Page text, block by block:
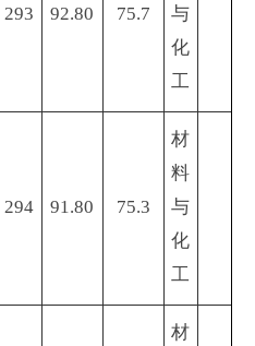
293 92.80 75.7
与
化
工
294 91.80 75.3
材
料
与
化
工
材